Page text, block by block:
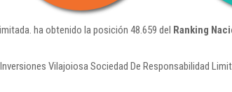
ha obtenido la posición 48.659 del Ranking
Vilajoiosa Sociedad De Responsabilidad